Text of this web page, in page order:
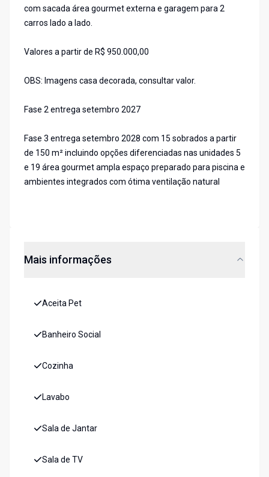
com sacada área gourmet externa e garagem para 2
carros lado a lado.
Valores a partir de R$ 950.000,00
OBS: Imagens casa decorada, consultar valor.
Fase 2 entrega setembro 2027
Fase 3 entrega setembro 2028 com 15 sobrados a partir
de 150 m² incluindo opções diferenciadas nas unidades 5
e 19 área gourmet ampla espaço preparado para piscina e
ambientes integrados com ótima ventilação natural
Mais informações
Aceita Pet
Banheiro Social
Cozinha
Lavabo
Sala de Jantar
Sala de TV